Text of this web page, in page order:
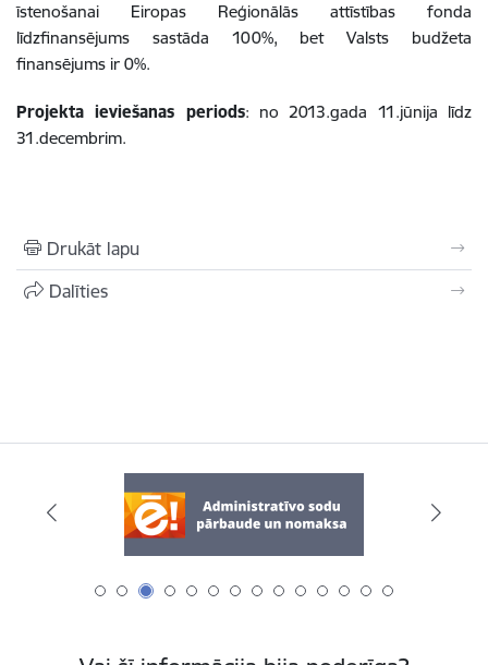
īstenošanai Eiropas Reģionālās attīstības fonda
līdzfinansējums sastāda 100%, bet Valsts budžeta
finansējums ir 0%.
Projekta ieviešanas periods: no 2013.gada 11.jūnija līdz
31.decembrim.
Drukāt lapu
Dalīties